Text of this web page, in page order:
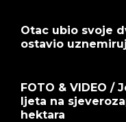
Otac ubio svoje
ostavio
FOTO & VIDEO /
ljeta na
hektara